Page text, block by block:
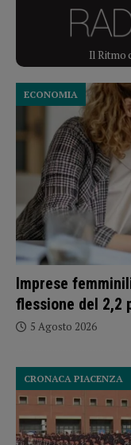
Il Ritmo
Imprese
flessione del 2,2
ECONOMIA
5 Agosto 2026
CRONACA PIACENZA